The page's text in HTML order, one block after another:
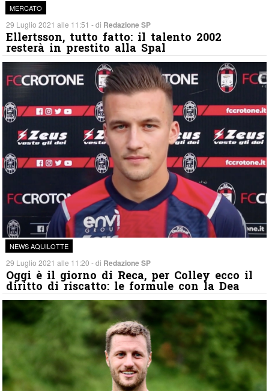
MERCATO
29 Luglio 2021 alle 11:51 - di Redazione SP
Ellertsson, tutto fatto: il talento 2002
resterà in prestito alla Spal
NEWS AQUILOTTE
29 Luglio 2021 alle 11:20 - di Redazione SP
Oggi è il giorno di Reca, per Colley ecco il
diritto di riscatto: le formule con la Dea